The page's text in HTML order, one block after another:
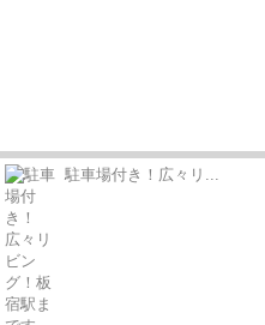
駐車場付き！広々リ...